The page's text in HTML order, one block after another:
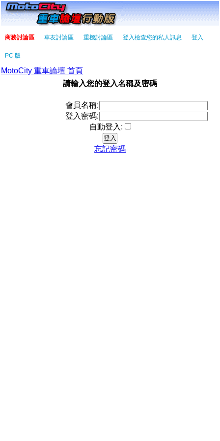
商務討論區 車友討論區 重機討論區 登入檢查您的私人訊息 登入
PC 版
MotoCity 重車論壇 首頁
請輸入您的登入名稱及密碼
會員名稱:
登入密碼:
自動登入:
忘記密碼